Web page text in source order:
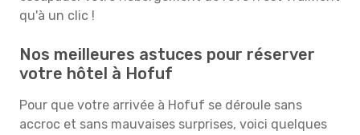
qu'à un clic !
Nos meilleures astuces pour réserver
votre hôtel à Hofuf
Pour que votre arrivée à Hofuf se déroule sans
accroc et sans mauvaises surprises, voici quelques